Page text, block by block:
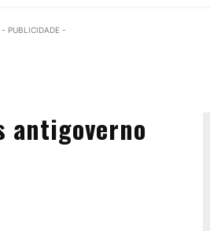
- PUBLICIDADE -
antigoverno